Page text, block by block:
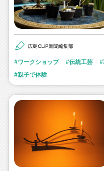
広島CLiP新聞編集部
ワークショップ 伝統工芸
親子で体験